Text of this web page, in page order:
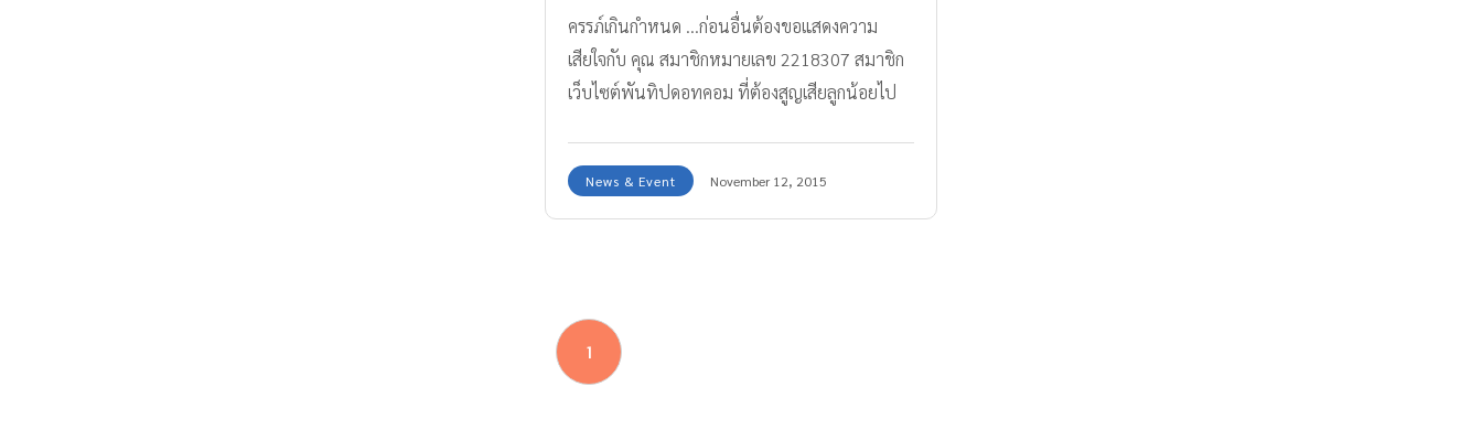
ครรภ์เกินกำหนด ...ก่อนอื่นต้องขอแสดงความ
เสียใจกับ คุณ สมาชิกหมายเลข 2218307 สมาชิก
เว็บไซต์พันทิปดอทคอม ที่ต้องสูญเสียลูกน้อยไป
News & Event November 12, 2015
1